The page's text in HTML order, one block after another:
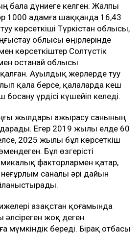
бала дүниеге келген. Жалпы
1000 адамға шаққанда 16,43
көрсеткіші Түркістан облысы,
облысы өңірлерінде
көрсеткіштер Солтүстік
Қостанай облысы
Ауылдық жерлерде туу
қала берсе, қалаларда кеш
босану үрдісі күшейіп келеді.
жылдары ажырасу санының
Егер 2019 жылы елде 60
2025 жылы бұл көрсеткіш
Бұл өзгерісті
факторлармен қатар,
саналы әрі дайын
Қазақстан қоғамында
жоқ деген
мүмкіндік береді. Бірақ отбасы